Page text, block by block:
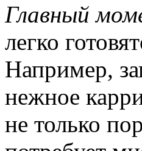
Главный
легко
Например,
нежное
не только